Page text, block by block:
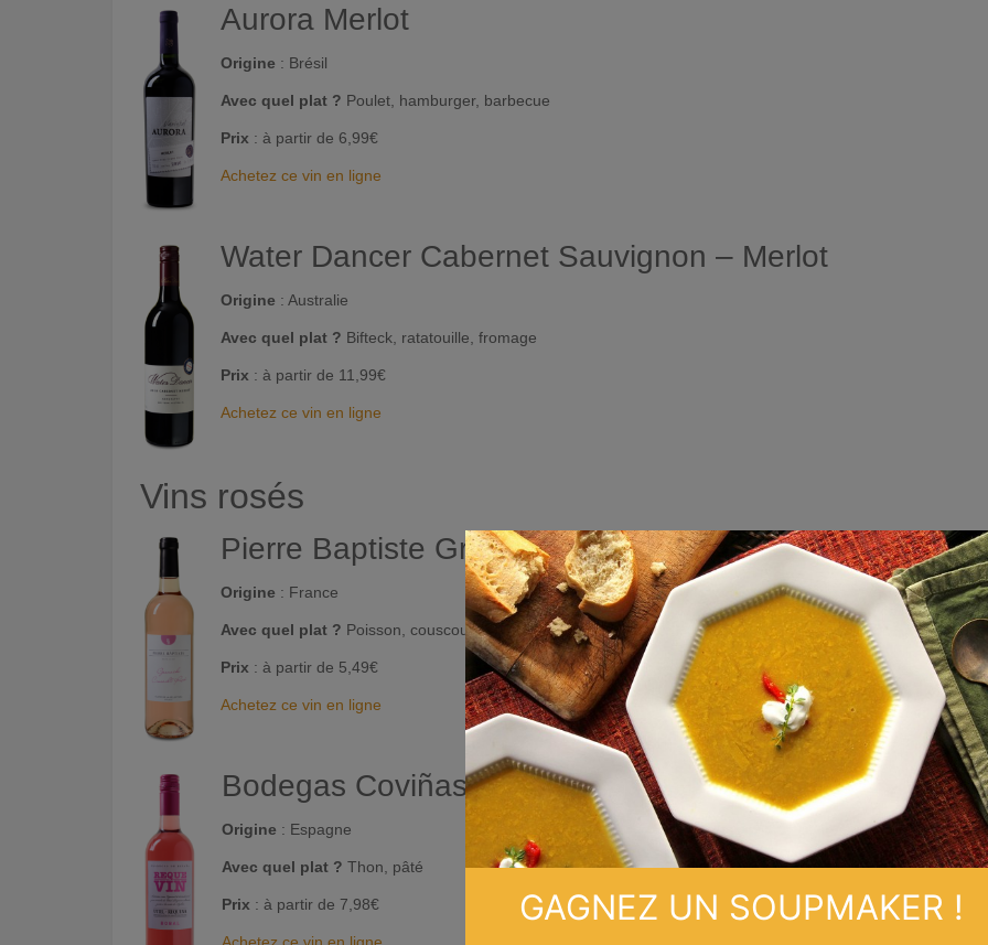
Aurora Merlot
Origine : Brésil
Avec quel plat ? Poulet, hamburger, barbecue
Prix : à partir de 6,99€
Achetez ce vin en ligne
Water Dancer Cabernet Sauvignon – Merlot
Origine : Australie
Avec quel plat ? Bifteck, ratatouille, fromage
Prix : à partir de 11,99€
Achetez ce vin en ligne
Vins rosés
Pierre Baptiste Grenache-Cinsault Rosé
Origine : France
Avec quel plat ? Poisson, couscous, paëlla, quiches
Prix : à partir de 5,49€
Achetez ce vin en ligne
Bodegas Coviñas Requevin – Bobal
Origine : Espagne
Avec quel plat ? Thon, pâté
Prix : à partir de 7,98€
Achetez ce vin en ligne
GAGNEZ UN SOUPMAKER !